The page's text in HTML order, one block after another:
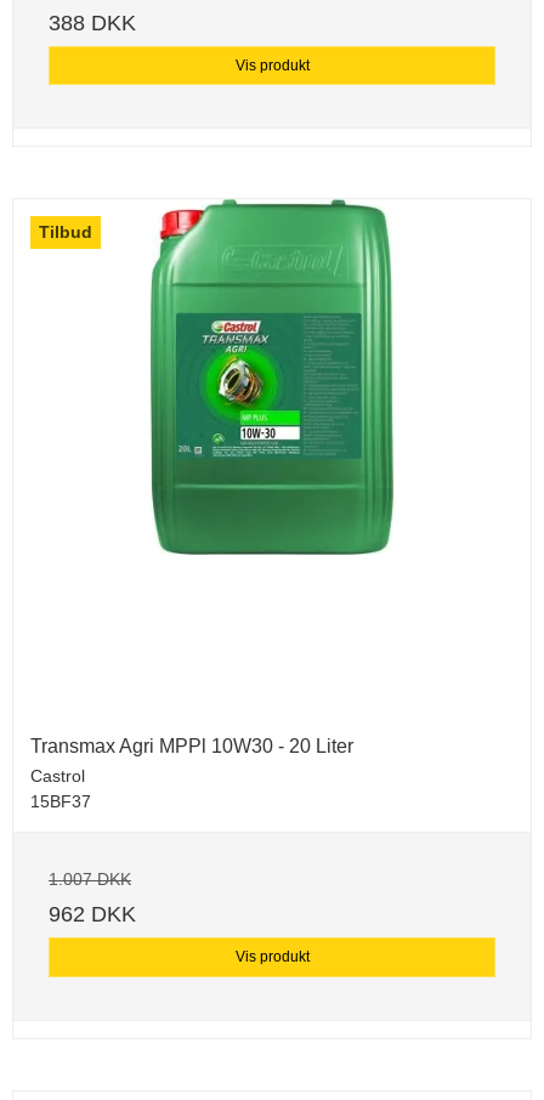
388 DKK
Vis produkt
Tilbud
Transmax Agri MPPl 10W30 - 20 Liter
Castrol
15BF37
1.007 DKK
962 DKK
Vis produkt